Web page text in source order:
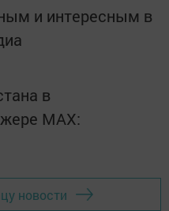
и интересным в
в
MАХ:
новости